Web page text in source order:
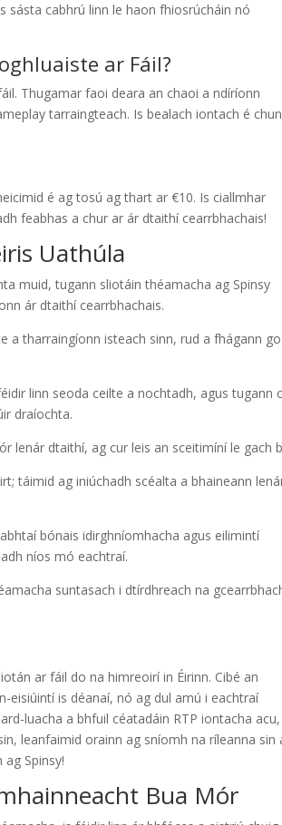
sásta cabhrú linn le haon fhiosrúcháin nó
ar Fáil?
Thugamar faoi deara an chaoi a ndíríonn
tarraingteach. Is bealach iontach é chun
é ag tosú ag thart ar €10. Is ciallmhar
feabhas a chur ar ár dtaithí cearrbhachais!
Uathúla
muid, tugann sliotáin théamacha ag Spinsy
ár dtaithí cearrbhachais.
a tharraingíonn isteach sinn, rud a fhágann go
linn seoda ceilte a nochtadh, agus tugann
draíochta.
lenár dtaithí, ag cur leis an sceitimíní le gach
táimid ag iniúchadh scéalta a bhaineann
bónais idirghníomhacha agus eilimintí
níos mó eachtraí.
suntasach i dtírdhreach na
ar fáil do na himreoirí in Éirinn. Cibé an
eisiúintí is déanaí, nó ag dul amú i eachtraí
luacha a bhfuil céatadáin RTP iontacha
leanfaimid orainn ag sníomh na ríleanna sin
Spinsy!
Bua Mór